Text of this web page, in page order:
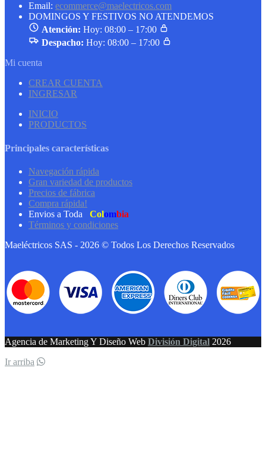
Email: ecommerce@maelectricos.com
DOMINGOS Y FESTIVOS NO ATENDEMOS
Atención: Hoy: 08:00 – 17:00
Despacho: Hoy: 08:00 – 17:00
Mi cuenta
CREAR CUENTA
INGRESAR
INICIO
PRODUCTOS
Principales características
Navegación rápida
Gran variedad de productos
Precios de fábrica
Compra rápida!
Envios a Toda
Colombia
Términos y condiciones
Maeléctricos SAS - 2026 © Todos Los Derechos Reservados
Agencia de Marketing Y Diseño Web División Digital 2026
Ir arriba